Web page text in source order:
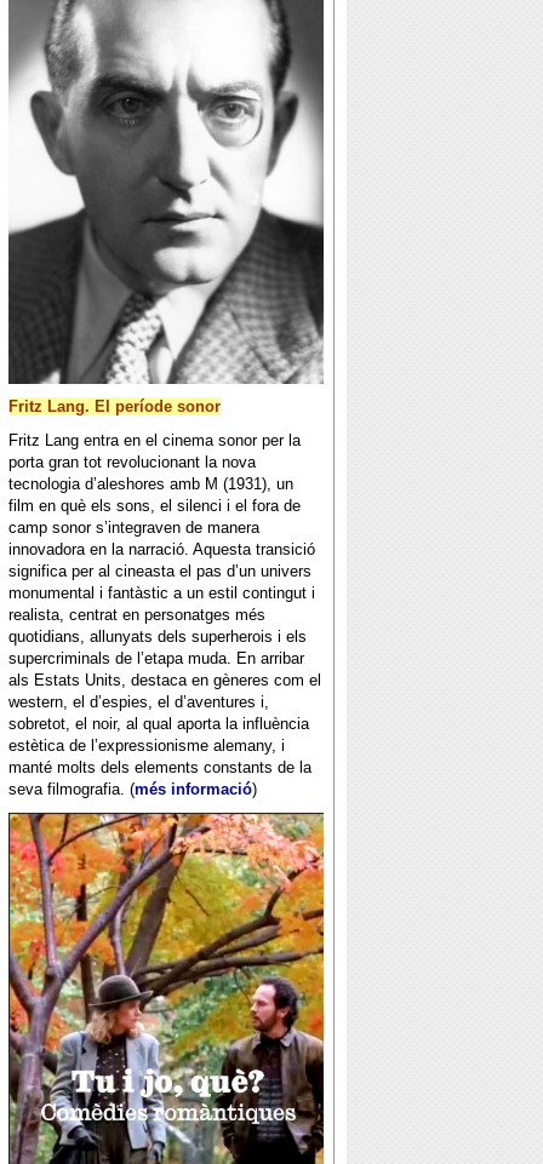
Fritz Lang. El període sonor
Fritz Lang entra en el cinema sonor per la
porta gran tot revolucionant la nova
tecnologia d’aleshores amb M (1931), un
film en què els sons, el silenci i el fora de
camp sonor s’integraven de manera
innovadora en la narració. Aquesta transició
significa per al cineasta el pas d’un univers
monumental i fantàstic a un estil contingut i
realista, centrat en personatges més
quotidians, allunyats dels superherois i els
supercriminals de l’etapa muda. En arribar
als Estats Units, destaca en gèneres com el
western, el d’espies, el d’aventures i,
sobretot, el noir, al qual aporta la influència
estètica de l’expressionisme alemany, i
manté molts dels elements constants de la
seva filmografia. (més informació)